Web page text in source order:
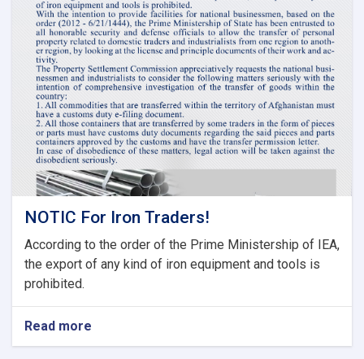
of
Tariff
Committee
of
Current
Fiscal
Year
NOTIC For Iron Traders!
According to the order of the Prime Ministership of IEA,
the export of any kind of iron equipment and tools is
prohibited.
Read more
NOTIC